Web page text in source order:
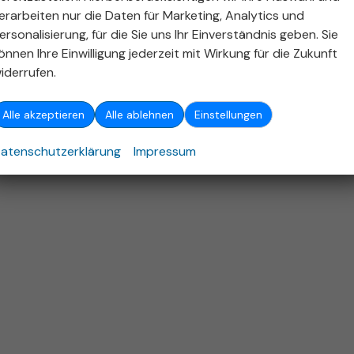
Autohaus Stieber GmbH,Emerholzweg 5 ,70439Stuttgart,+49 (711)
nur die Daten für Marketing, Analytics und
für die Sie uns Ihr Einverständnis geben. Sie
Ihre Einwilligung jederzeit mit Wirkung für die Zukunft
Alle akzeptieren Alle ablehnen Einstellungen
Impressum